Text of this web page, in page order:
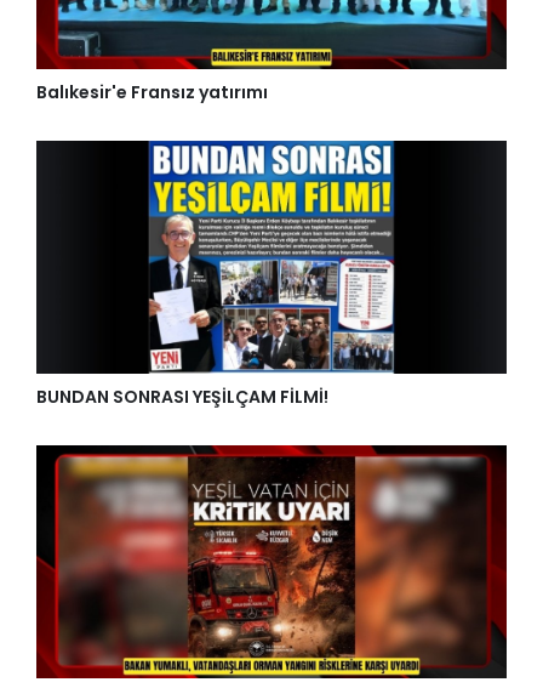
Balıkesir'e Fransız yatırımı
BUNDAN SONRASI YEŞİLÇAM FİLMİ!